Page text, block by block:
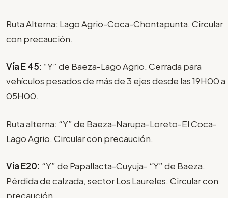
Ruta Alterna: Lago Agrio-Coca-Chontapunta. Circular
con precaución.
Vía E 45: “Y” de Baeza-Lago Agrio. Cerrada para
vehículos pesados de más de 3 ejes desde las 19H00 a
05H00.
Ruta alterna: “Y” de Baeza-Narupa-Loreto-El Coca-
Lago Agrio. Circular con precaución.
Vía E20: “Y” de Papallacta-Cuyuja- “Y” de Baeza.
Pérdida de calzada, sector Los Laureles. Circular con
precaución.